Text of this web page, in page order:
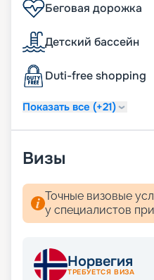
Беговая дорожка
Детский бассейн
Duti-free shopping
Показать все (+21)
Визы
Точные визовые
у специалистов
Норвегия
ТРЕБУЕТСЯ ВИЗА